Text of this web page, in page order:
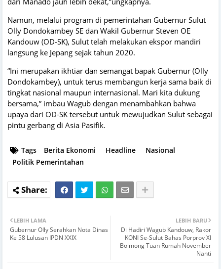
Namun, melalui program di pemerintahan Gubernur Sulut
Olly Dondokambey SE dan Wakil Gubernur Steven OE
Kandouw (OD-SK), Sulut telah melakukan ekspor mandiri
langsung ke Jepang sejak tahun 2020.
“Ini merupakan ikhtiar dan semangat bapak Gubernur (Olly
Dondokambey), untuk terus membangun kerja sama baik di
tingkat nasional maupun internasional. Mari kita dukung
bersama,” imbau Wagub dengan menambahkan bahwa
upaya dari OD-SK tersebut untuk mewujudkan Sulut sebagai
pintu gerbang di Asia Pasifik.
Tags Berita Ekonomi Headline
Nasional
Politik Pemerintahan
LEBIH BARU
Di Hadiri Wagub Kandouw, Rakor
KONI Se-Sulut Bahas Porprov XI
Bolmong Tuan Rumah November
Nanti
LEBIH LAMA
Gubernur Olly Serahkan Nota Dinas
Ke 58 Lulusan IPDN XXIX